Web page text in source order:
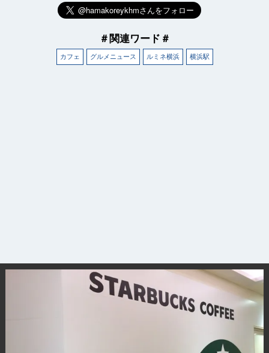
＃関連ワード＃
カフェ グルメニュース ルミネ横浜 横浜駅